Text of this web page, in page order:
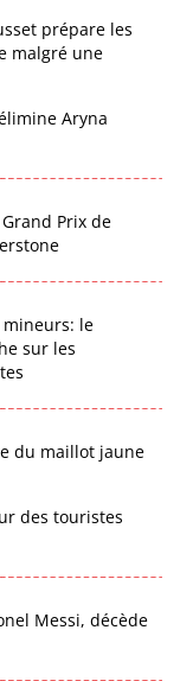
prépare les
malgré une
Aryna
Prix de
mineurs: le
sur les
du maillot jaune
des touristes
Messi, décède